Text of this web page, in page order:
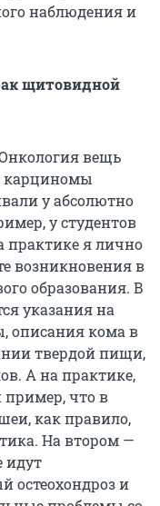
наблюдения и
щитовидной
вещь
карциномы
у абсолютно
у студентов
практике я лично
возникновения в
образования. В
указания на
описания кома в
твердой пищи,
А на практике,
что в
как правило,
На втором —
идут
остеохондроз и